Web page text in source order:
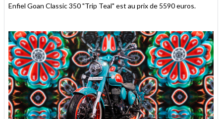
Enfiel Goan Classic 350 "Trip Teal" est au prix de 5590 euros.